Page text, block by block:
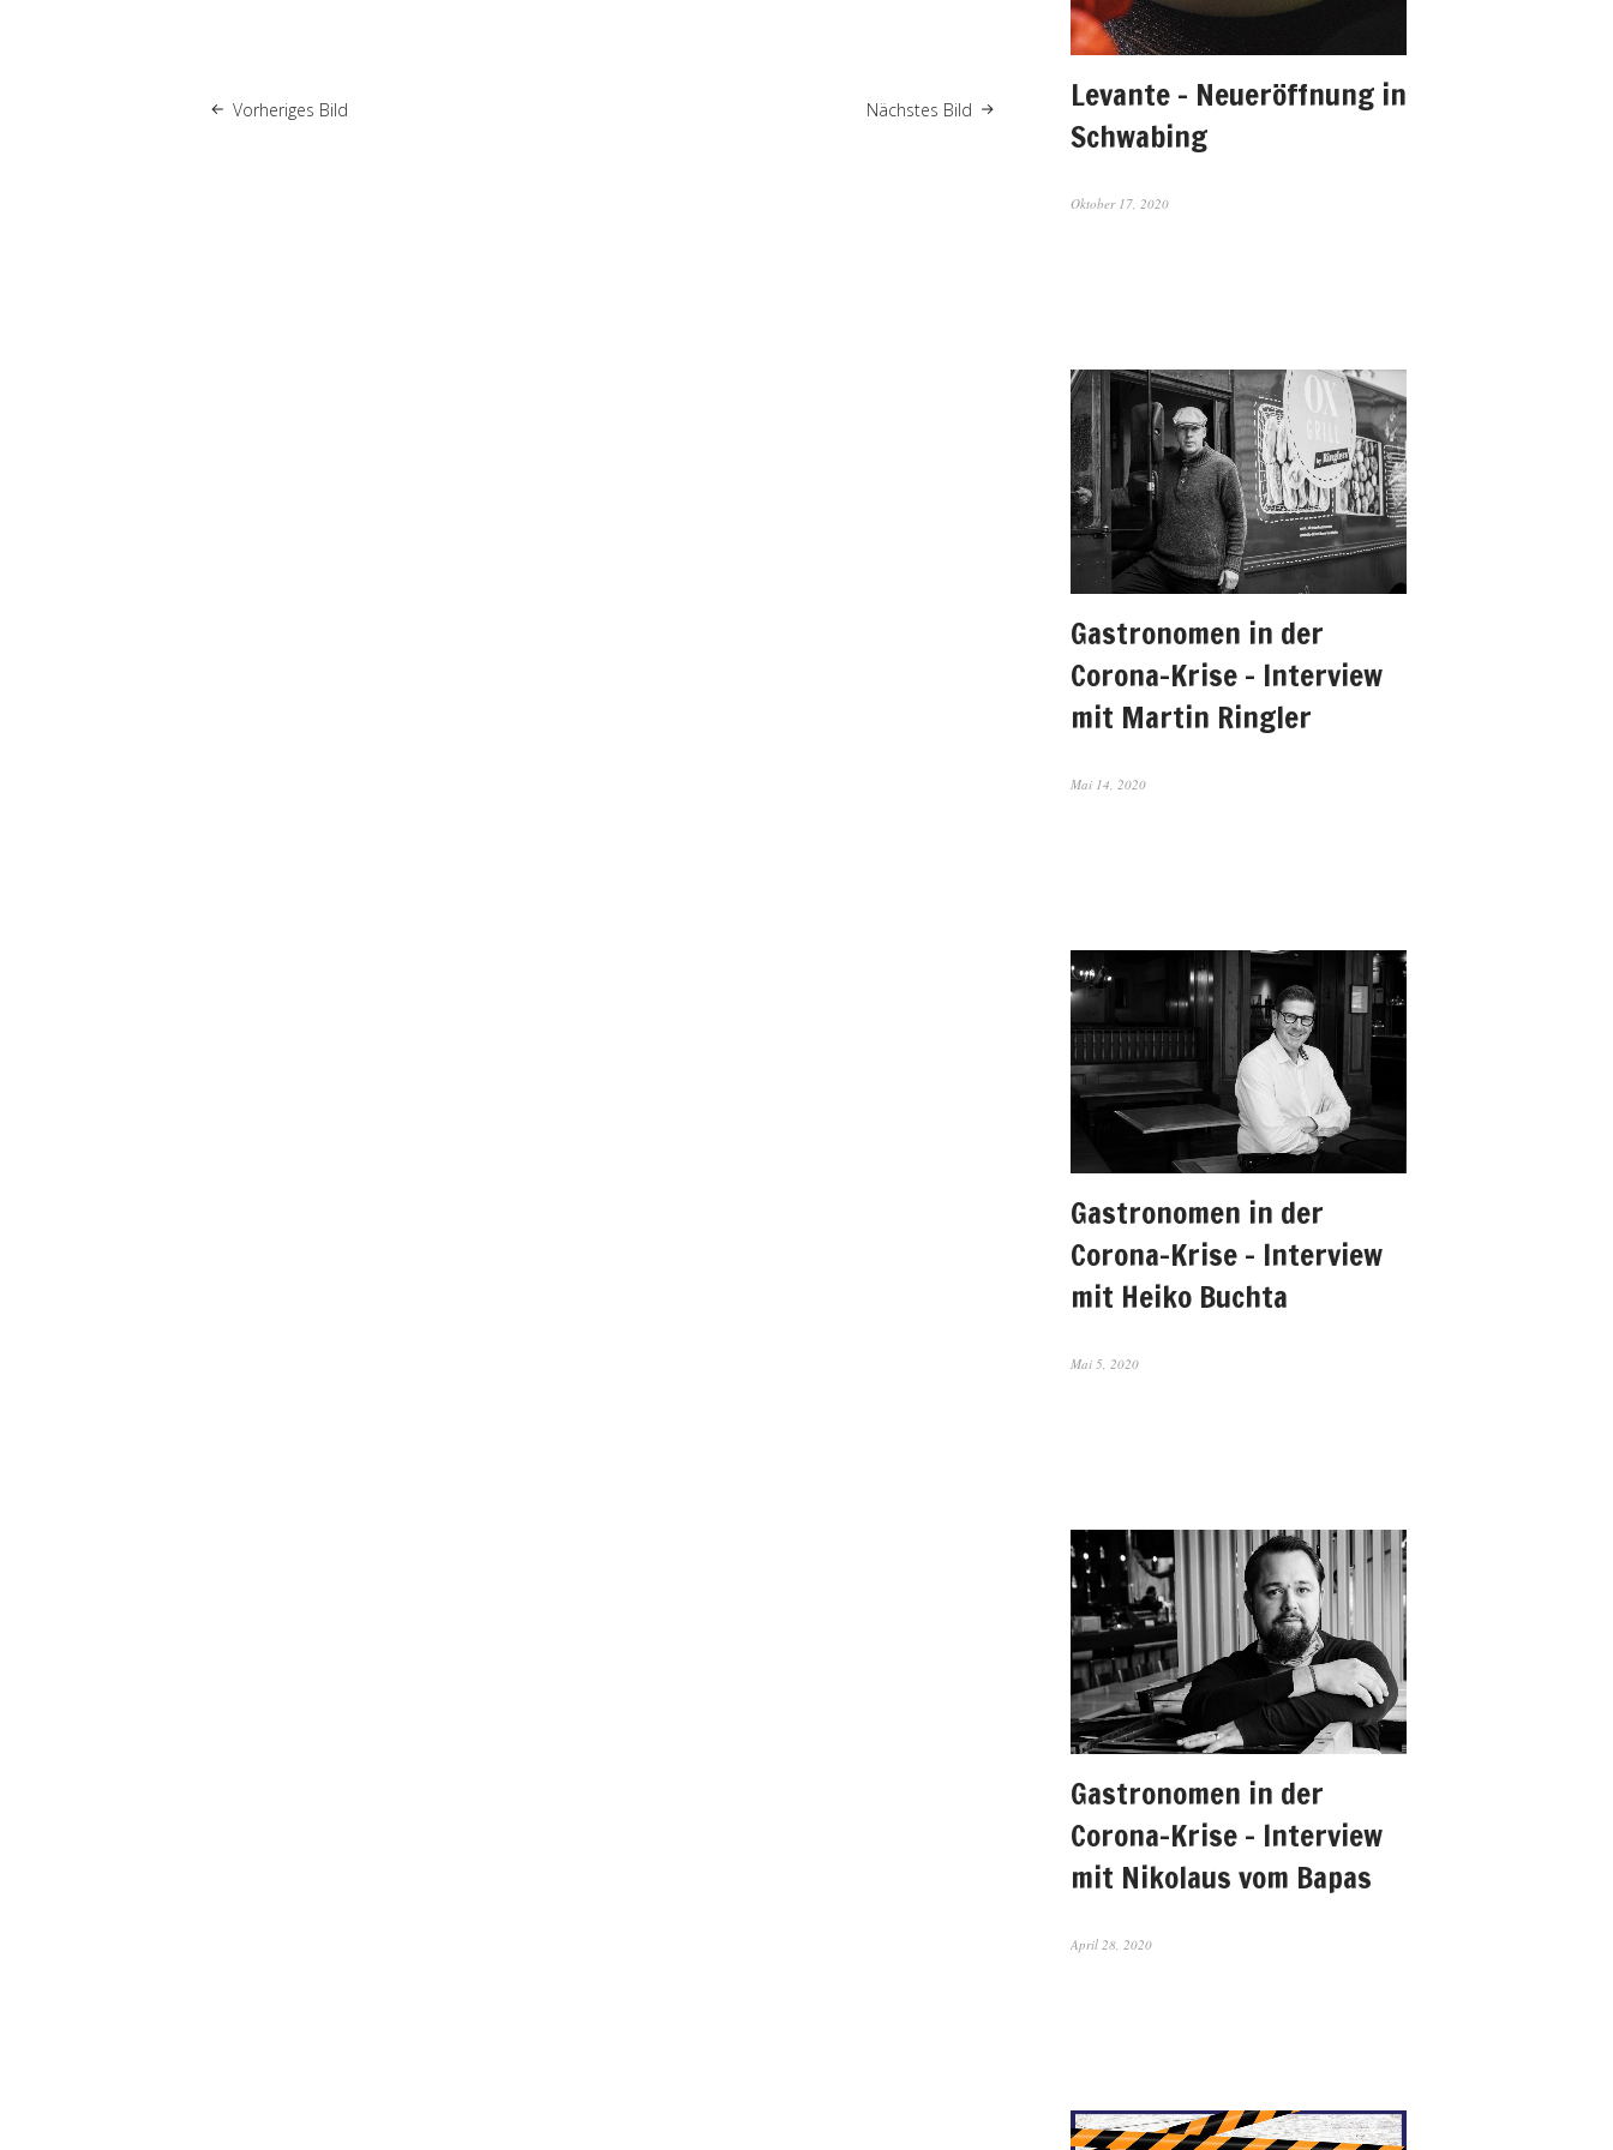
Nächstes Bild
Vorheriges Bild
Levante – Neueröffnung in
Schwabing
Oktober 17, 2020
Gastronomen in der
Corona-Krise – Interview
mit Martin Ringler
Mai 14, 2020
Gastronomen in der
Corona-Krise – Interview
mit Heiko Buchta
Mai 5, 2020
Gastronomen in der
Corona-Krise – Interview
mit Nikolaus vom Bapas
April 28, 2020